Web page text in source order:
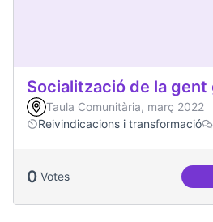
Socialització de la gent
Taula Comunitària, març 2022
Reivindicacions i transformació
0 Votes